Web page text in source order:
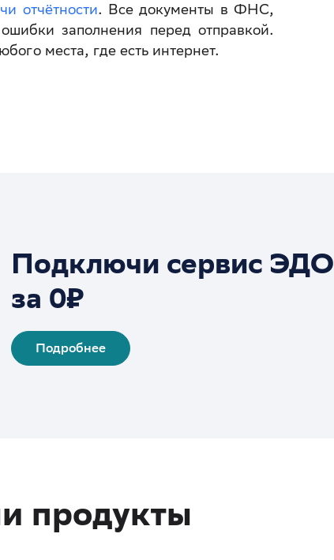
отчётности. Все документы в ФНС,
заполнения перед отправкой.
места, где есть интернет.
Подключи сервис ЭДО
за 0₽
Подробнее
продукты